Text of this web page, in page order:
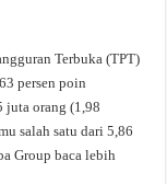
Terbuka (TPT)
persen poin
juta orang (1,98
salah satu dari 5,86
Group baca lebih